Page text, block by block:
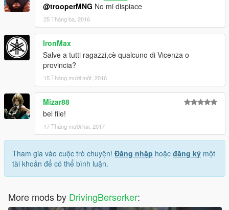
@trooperMNG No mi dispiace
25 Tháng ba, 2016
IronMax
Salve a tutti ragazzi,cè qualcuno di Vicenza o
provincia?
15 Tháng mười một, 2016
Mizar88
bel file!
17 Tháng mười hai, 2017
Tham gia vào cuộc trò chuyện! Đăng nhập hoặc đăng ký một
tài khoản để có thể bình luận.
More mods by DrivingBerserker: